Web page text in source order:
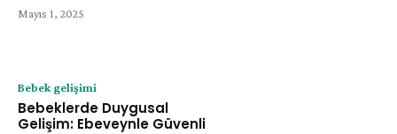
Mayıs 1, 2025
Bebek gelişimi
Bebeklerde Duygusal
Gelişim: Ebeveynle Güvenli